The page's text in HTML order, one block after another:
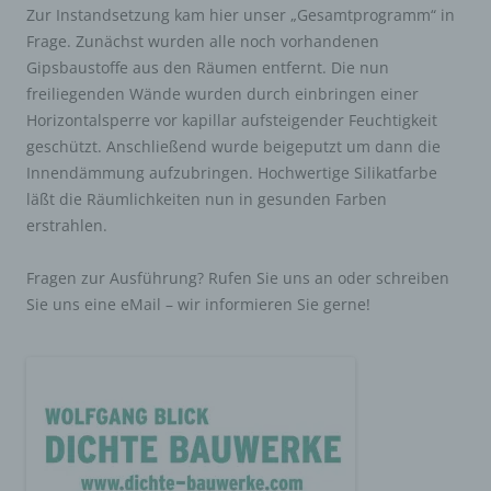
Zur Instandsetzung kam hier unser „Gesamtprogramm“ in
Frage. Zunächst wurden alle noch vorhandenen
Gipsbaustoffe aus den Räumen entfernt. Die nun
freiliegenden Wände wurden durch einbringen einer
Horizontalsperre vor kapillar aufsteigender Feuchtigkeit
geschützt. Anschließend wurde beigeputzt um dann die
Innendämmung aufzubringen. Hochwertige Silikatfarbe
läßt die Räumlichkeiten nun in gesunden Farben
erstrahlen.
Fragen zur Ausführung? Rufen Sie uns an oder schreiben
Sie uns eine eMail – wir informieren Sie gerne!
Ferner berichtigt oder löscht der für die
Verarbeitung Verantwortliche personenbezogene
Daten auf Wunsch oder Hinweis der betroffenen
Aufbewahrungspflichten entgegenstehen. Die
Gesamtheit der Mitarbeiter des für die Verarbeitung
Verantwortlichen stehen der betroffenen Person in
diesem Zusammenhang als Ansprechpartner zur
Verfügung.
Kontaktmöglichkeit über die Internetseite
Die Internetseite enthält aufgrund von gesetzlichen
Vorschriften Angaben, die eine schnelle elektronische
Kontaktaufnahme zu unserem Unternehmen sowie eine
Verarbeitung Verantwortlichen aufnimmt, werden die von
der betroffenen Person übermittelten
personenbezogenen Daten automatisch gespeichert.
Solche auf freiwilliger Basis von einer betroffenen
Person an den für die Verarbeitung Verantwortlichen